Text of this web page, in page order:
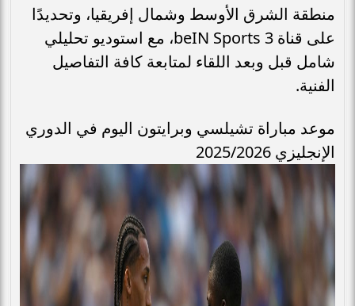
منطقة الشرق الأوسط وشمال إفريقيا، وتحديدًا
على قناة beIN Sports 3، مع استوديو تحليلي
شامل قبل وبعد اللقاء لمتابعة كافة التفاصيل
الفنية.
موعد مباراة تشيلسي وبرايتون اليوم في الدوري
الإنجليزي 2025/2026